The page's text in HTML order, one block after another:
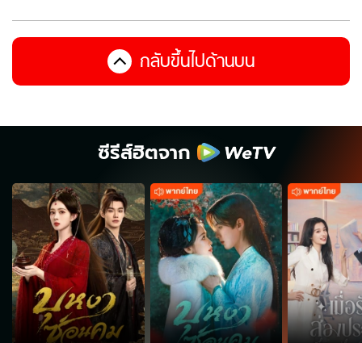
กลับขึ้นไปด้านบน
ซีรีส์ฮิตจาก